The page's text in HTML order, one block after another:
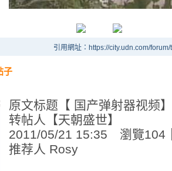
引用網址：https://city.udn.com/
子
原文标题【 国产弹射器视频】
转帖人【天朝盛世】
2011/05/21 15:35 瀏覽104
推荐人 Rosy